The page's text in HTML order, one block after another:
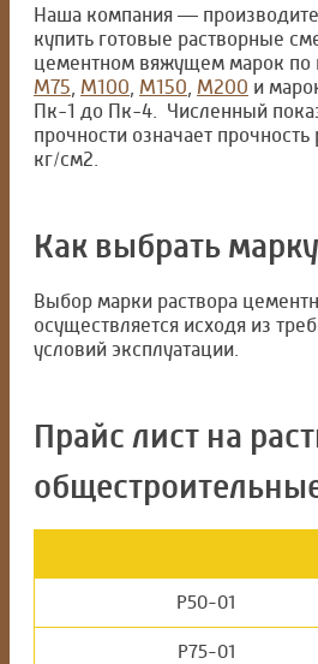
Наша компания —
купить готовые растворные
цементном вяжущем марок по
М75 М100 М150 М200 и
Пк-1 до Пк-4. Численный
прочности означает
кг/см2.
Как выбрать
Выбор марки раствора
осуществляется исходя из
условий эксплуатации.
Прайс лист на
Р50-01
Р75-01